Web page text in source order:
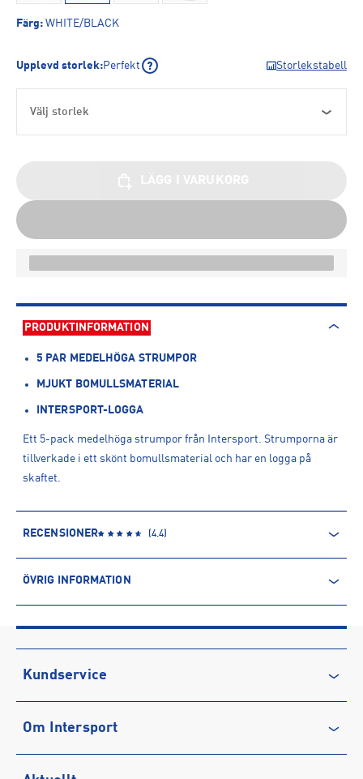
Färg: WHITE/BLACK
Upplevd storlek:Perfekt Storlekstabell
Välj storlek
PRODUKTINFORMATION
5 PAR MEDELHÖGA STRUMPOR
MJUKT BOMULLSMATERIAL
INTERSPORT-LOGGA
Ett 5-pack medelhöga strumpor från Intersport. Strumporna är
tillverkade i ett skönt bomullsmaterial och har en logga på
skaftet.
RECENSIONER (4.4)
ÖVRIG INFORMATION
Produktnummer: 1374684
Leverantörens produktnummer: 1374684
Artikelnummer: 137468404-WHITE/black
Kundservice
Vanliga frågor & svar
Om Intersport